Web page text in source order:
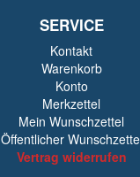
SERVICE
Kontakt
Warenkorb
Konto
Merkzettel
Mein Wunschzettel
Öffentlicher
Vertrag widerrufen